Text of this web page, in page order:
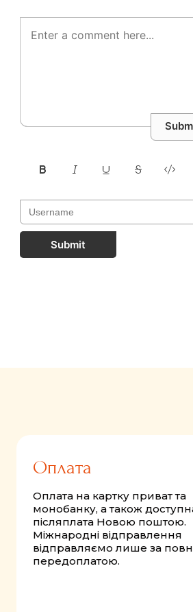
Submit
Оплата
Оплата на картку приват та
монобанку, а також
післяплата Новою поштою.
Міжнародні відправлення
відправляємо лише за
передоплатою.